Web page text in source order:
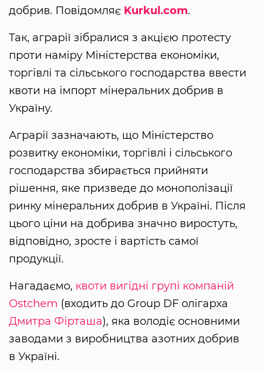
добрив. Повідомляє Kurkul.com.
Так, аграрії зібралися з акцією протесту
проти наміру Міністерства економіки,
торгівлі та сільського господарства ввести
квоти на імпорт мінеральних добрив в
Україну.
Аграрії зазначають, що Міністерство
розвитку економіки, торгівлі і сільського
господарства збирається прийняти
рішення, яке призведе до монополізації
ринку мінеральних добрив в Україні. Після
цього ціни на добрива значно виростуть,
відповідно, зросте і вартість самої
продукції.
Нагадаємо, квоти вигідні групі компаній
Ostchem (входить до Group DF олігарха
Дмитра Фірташа), яка володіє основними
заводами з виробництва азотних добрив
в Україні.